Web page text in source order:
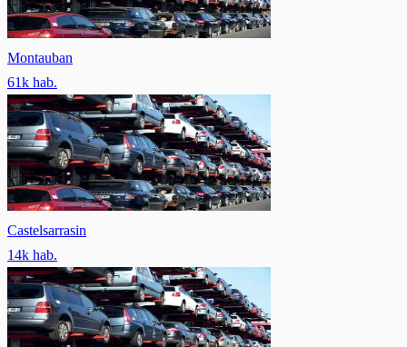
Montauban
61k hab.
Castelsarrasin
14k hab.